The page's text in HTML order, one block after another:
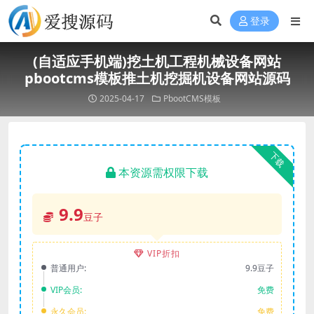
登录
(自适应手机端)挖土机工程机械设备网站
pbootcms模板推土机挖掘机设备网站源码
2025-04-17 PbootCMS模板
下载
本资源需权限下载
9.9豆子
VIP折扣
普通用户:
9.9豆子
VIP会员:
免费
永久会员:
免费